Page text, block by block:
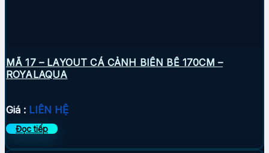
MÃ 17 – LAYOUT CÁ CẢNH BIỂN BỂ 170CM –
ROYALAQUA
Giá : LIÊN HỆ
Đọc tiếp